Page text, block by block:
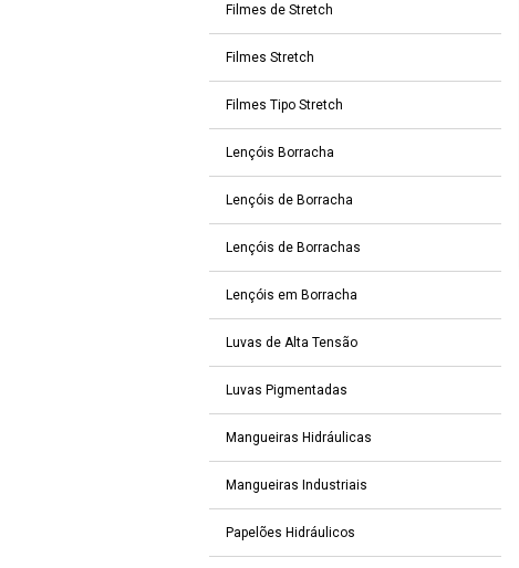
Filmes de Stretch
Filmes Stretch
Filmes Tipo Stretch
Lençóis Borracha
Lençóis de Borracha
Lençóis de Borrachas
Lençóis em Borracha
Luvas de Alta Tensão
Luvas Pigmentadas
Mangueiras Hidráulicas
Mangueiras Industriais
Papelões Hidráulicos